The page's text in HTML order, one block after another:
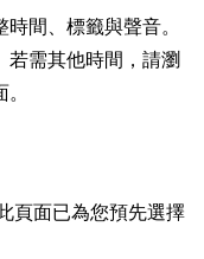
間、標籤與聲音。
若需其他時間，請瀏
頁面已為您預先選擇